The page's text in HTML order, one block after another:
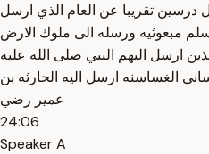
درسين تقريبا عن العام الذي ارسل
مبعوثيه ورسله الى ملوك الارض
ارسل اليهم النبي صلى الله عليه
الغساسنه ارسل اليه الحارثه بن
عمير رضي
24:06
Speaker A